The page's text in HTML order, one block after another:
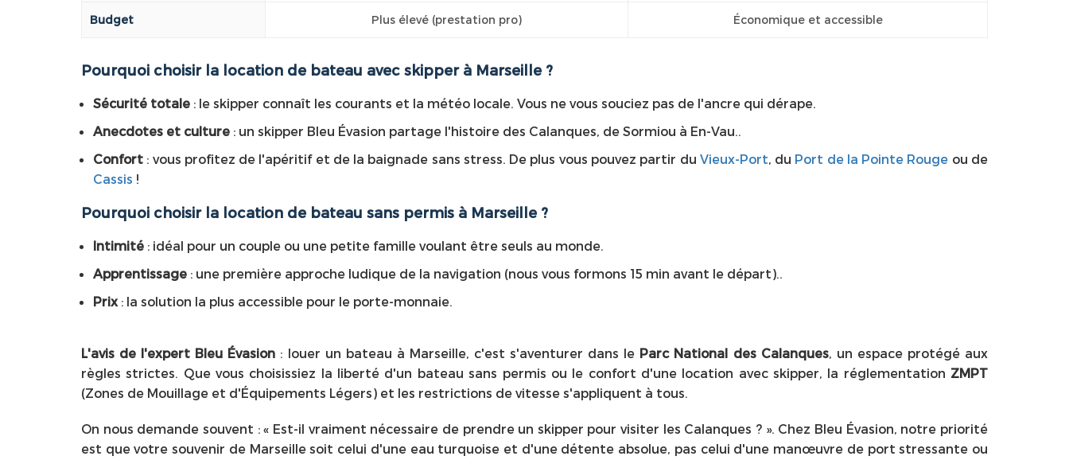
Budget Plus élevé (prestation pro) Économique et accessible
Pourquoi choisir la location de bateau avec skipper à Marseille ?
Sécurité totale : le skipper connaît les courants et la météo locale. Vous ne vous souciez pas de l'ancre qui dérape.
Anecdotes et culture : un skipper Bleu Évasion partage l'histoire des Calanques, de Sormiou à En-Vau..
Confort : vous profitez de l'apéritif et de la baignade sans stress. De plus vous pouvez partir du Vieux-Port, du Port de la Pointe Rouge ou de
Cassis !
Pourquoi choisir la location de bateau sans permis à Marseille ?
Intimité : idéal pour un couple ou une petite famille voulant être seuls au monde.
Apprentissage : une première approche ludique de la navigation (nous vous formons 15 min avant le départ)..
Prix : la solution la plus accessible pour le porte-monnaie.
L'avis de l'expert Bleu Évasion : louer un bateau à Marseille, c'est s'aventurer dans le Parc National des Calanques, un espace protégé aux
règles strictes. Que vous choisissiez la liberté d'un bateau sans permis ou le confort d'une location avec skipper, la réglementation ZMPT
(Zones de Mouillage et d'Équipements Légers) et les restrictions de vitesse s'appliquent à tous.
On nous demande souvent : « Est-il vraiment nécessaire de prendre un skipper pour visiter les Calanques ? ». Chez Bleu Évasion, notre priorité
est que votre souvenir de Marseille soit celui d'une eau turquoise et d'une détente absolue, pas celui d'une manœuvre de port stressante ou